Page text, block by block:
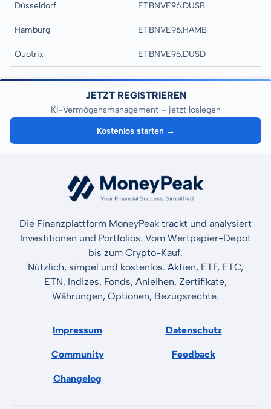
Düsseldorf ETBNVE96.DUSB
Hamburg ETBNVE96.HAMB
Quotrix ETBNVE96.DUSD
JETZT REGISTRIEREN
KI-Vermögensmanagement – jetzt loslegen
Kostenlos starten →
Die Finanzplattform MoneyPeak trackt und analysiert
Investitionen und Portfolios. Vom Wertpapier-Depot
bis zum Crypto-Kauf.
Nützlich, simpel und kostenlos. Aktien, ETF, ETC,
ETN, Indizes, Fonds, Anleihen, Zertifikate,
Währungen, Optionen, Bezugsrechte.
Impressum Datenschutz
Community Feedback
Changelog